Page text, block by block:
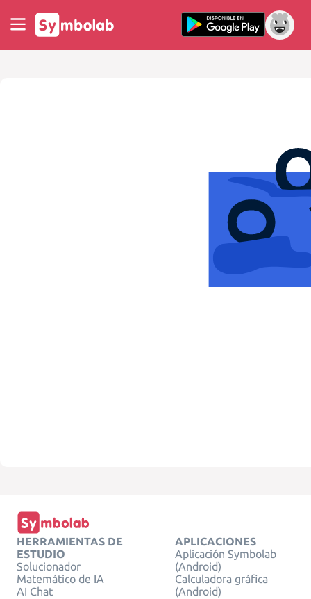
HERRAMIENTAS DE
ESTUDIO
Solucionador
Matemático de IA
AI Chat
APLICACIONES
Aplicación Symbolab
(Android)
Calculadora gráfica
(Android)